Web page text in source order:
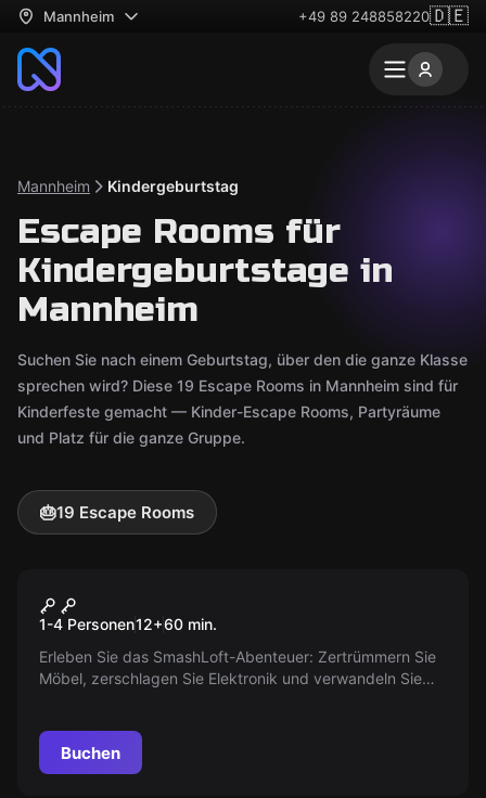
Mannheim +49 89 248858220🇩🇪
Mannheim Kindergeburtstag
Escape Rooms für
Kindergeburtstage in
Mannheim
Suchen Sie nach einem Geburtstag, über den die ganze Klasse
sprechen wird? Diese 19 Escape Rooms in Mannheim sind für
Kinderfeste gemacht — Kinder-Escape Rooms, Partyräume
und Platz für die ganze Gruppe.
🎂19 Escape Rooms
Full Smash Package
1-4 Personen12+60 min.
Erleben Sie das SmashLoft-Abenteuer: Zertrümmern Sie
Möbel, zerschlagen Sie Elektronik und verwandeln Sie
richtig Dampf ablassen möchten.
Buchen